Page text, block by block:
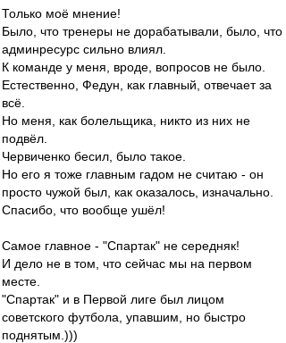
Только моё мнение!
Было, что тренеры не дорабатывали, было, что
админресурс сильно влиял.
К команде у меня, вроде, вопросов не было.
Естественно, Федун, как главный, отвечает за
всё.
Но меня, как болельщика, никто из них не
подвёл.
Червиченко бесил, было такое.
Но его я тоже главным гадом не считаю - он
просто чужой был, как оказалось, изначально.
Спасибо, что вообще ушёл!
Самое главное - "Спартак" не середняк!
И дело не в том, что сейчас мы на первом
месте.
"Спартак" и в Первой лиге был лицом
советского футбола, упавшим, но быстро
поднятым.)))